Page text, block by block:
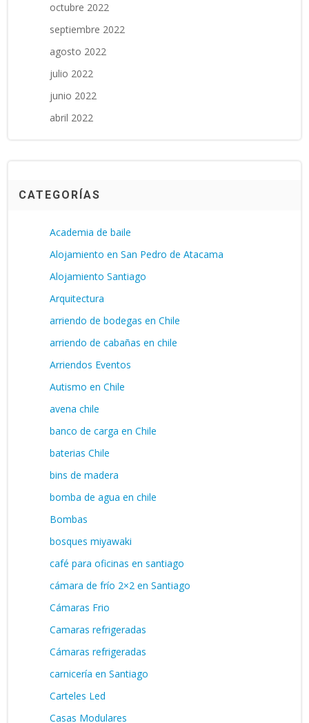
octubre 2022
septiembre 2022
agosto 2022
julio 2022
junio 2022
abril 2022
CATEGORÍAS
Academia de baile
Alojamiento en San Pedro de Atacama
Alojamiento Santiago
Arquitectura
arriendo de bodegas en Chile
arriendo de cabañas en chile
Arriendos Eventos
Autismo en Chile
avena chile
banco de carga en Chile
baterias Chile
bins de madera
bomba de agua en chile
Bombas
bosques miyawaki
café para oficinas en santiago
cámara de frío 2×2 en Santiago
Cámaras Frio
Camaras refrigeradas
Cámaras refrigeradas
carnicería en Santiago
Carteles Led
Casas Modulares